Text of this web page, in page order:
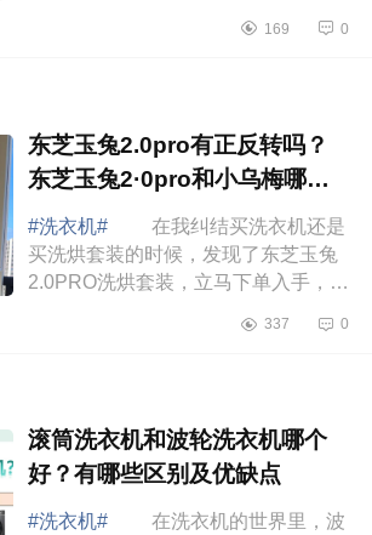
过滤网怎么拆洗安装 洗衣机过
169 0
东芝玉兔2.0pro有正反转吗？
东芝玉兔2·0pro和小乌梅哪个
好
#洗衣机#
在我纠结买洗衣机还是
买洗烘套装的时候，发现了东芝玉兔
2.0PRO洗烘套装，立马下单入手，下
有正反转吗？东芝玉兔2·0pro和小乌
337 0
滚筒洗衣机和波轮洗衣机哪个
好？有哪些区别及优缺点
#洗衣机#
在洗衣机的世界里，波